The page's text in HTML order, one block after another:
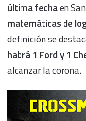
última fechaen
matemáticas de
definición se
habrá 1 Ford y 1
alcanzar la corona.